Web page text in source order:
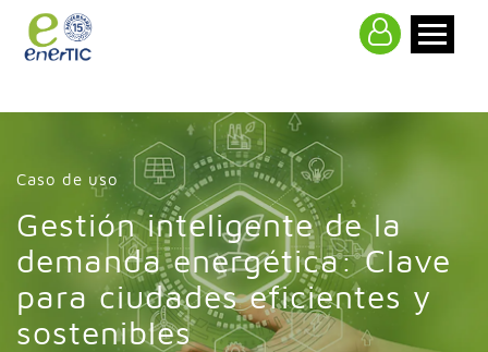
Caso de uso
Gestión inteligente de la
demanda energética: Clave
para ciudades eficientes y
sostenibles